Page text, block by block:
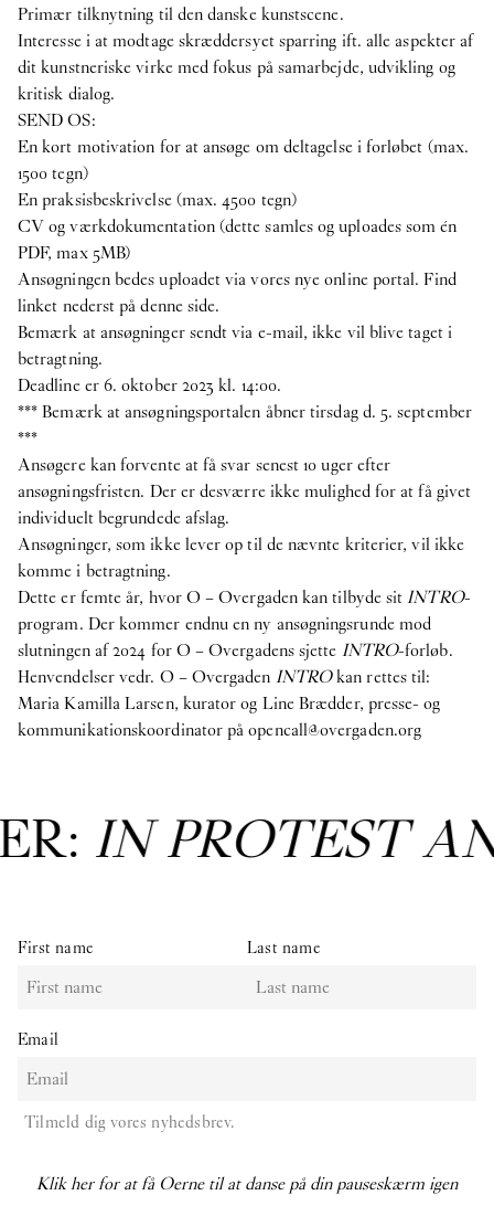
Primær tilknytning til den danske kunstscene.
Interesse i at modtage skræddersyet sparring ift. alle aspekter af
dit kunstneriske virke med fokus på samarbejde, udvikling og
kritisk dialog.
SEND OS:
En kort motivation for at ansøge om deltagelse i forløbet (max.
1500 tegn)
En praksisbeskrivelse (max. 4500 tegn)
CV og værkdokumentation (dette samles og uploades som én
PDF, max 5MB)
Ansøgningen bedes uploadet via vores nye online portal. Find
linket nederst på denne side.
Bemærk at ansøgninger sendt via e-mail, ikke vil blive taget i
betragtning.
Deadline er 6. oktober 2023 kl. 14:00.
*** Bemærk at ansøgningsportalen åbner tirsdag d. 5. september
***
Ansøgere kan forvente at få svar senest 10 uger efter
ansøgningsfristen. Der er desværre ikke mulighed for at få givet
individuelt begrundede afslag.
Ansøgninger, som ikke lever op til de nævnte kriterier, vil ikke
komme i betragtning.
Dette er femte år, hvor O – Overgaden kan tilbyde sitINTRO-
program. Der kommer endnu en ny ansøgningsrunde mod
slutningen af 2024 for O – Overgadens sjette INTRO-forløb.
Henvendelser vedr. O – Overgaden INTROkan rettes til:
Maria Kamilla Larsen, kurator og Line Brædder, presse- og
kommunikationskoordinator påopencall@overgaden.org
IN PROTEST
First name Last name
Email
Tilmeld dig vores nyhedsbrev.
Klik her for at få Oerne til at danse på din pauseskærm igen